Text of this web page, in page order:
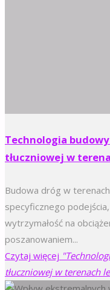
Technologia
tłuczniowej w
Budowa dróg w
specyficznego
wytrzymałość na
poszanowaniem...
Czytaj więcej
tłuczniowej w terenach